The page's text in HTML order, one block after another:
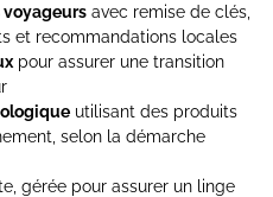
voyageurs avec remise de clés,
et recommandations locales
pour assurer une transition
utilisant des produits
selon la démarche
gérée pour assurer un linge